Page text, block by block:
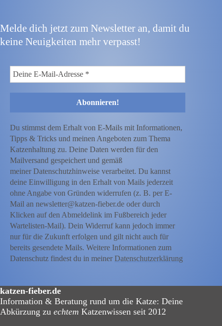
Melde dich jetzt zum Newsletter an, damit du
keine Neuigkeiten mehr verpasst!
Du stimmst dem Erhalt von E-Mails mit Informationen,
Tipps & Tricks und meinen Angeboten zum Thema
Katzenhaltung zu. Deine Daten werden für den
Mailversand gespeichert und gemäß
meiner Datenschutzhinweise verarbeitet. Du kannst
deine Einwilligung in den Erhalt von Mails jederzeit
ohne Angabe von Gründen widerrufen (z. B. per E-
Mail an newsletter@katzen-fieber.de oder durch
Klicken auf den Abmeldelink im Fußbereich jeder
Wartelisten-Mail). Dein Widerruf kann jedoch immer
nur für die Zukunft erfolgen und gilt nicht auch für
bereits gesendete Mails. Weitere Informationen zum
Datenschutz findest du in meinerDatenschutzerklärung
katzen-fieber.de
Information & Beratung rund um die Katze: Deine
Abkürzung zu echtem Katzenwissen seit 2012